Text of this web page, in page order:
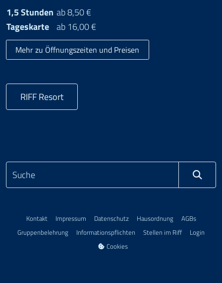
1,5 Stunden ab 8,50 €
Tageskarte ab 16,00 €
Mehr zu Öffnungszeiten und Preisen
RIFF Resort
Kontakt Impressum Datenschutz Hausordnung
AGBs
Gruppenbelehrung
Informationspflichten Stellen im Riff
Login
Cookies